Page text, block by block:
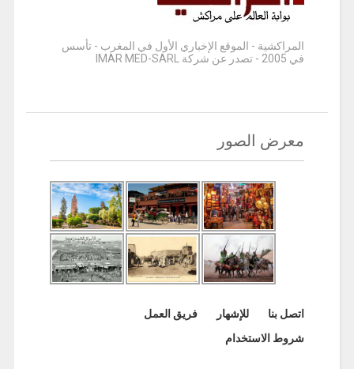
المراكشية - الموقع الإخباري الأول في المغرب - تأسس
في 2005 - تصدر عن شركة IMAR MED-SARL
معرض الصور
اتصل بنا للإشهار
فريق العمل
شروط الاستخدام